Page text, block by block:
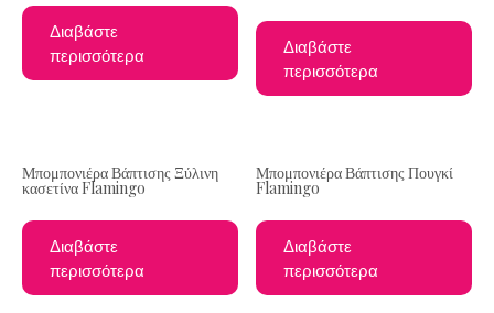
Διαβάστε
περισσότερα
Διαβάστε
περισσότερα
Μπομπονιέρα Βάπτισης Ξύλινη
κασετίνα Flamingo
Διαβάστε
περισσότερα
Μπομπονιέρα Βάπτισης Πουγκί
Flamingo
Διαβάστε
περισσότερα